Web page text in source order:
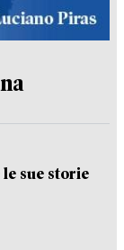
le sue storie